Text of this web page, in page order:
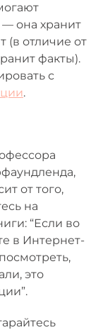
она хранит
отличие от
факты).
с
.
от того,
на
“Если во
в Интернет-
это